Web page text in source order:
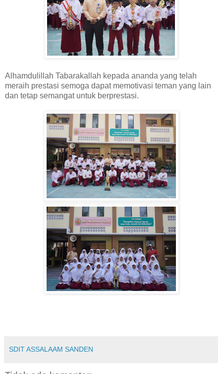
Alhamdulillah Tabarakallah kepada ananda yang telah
meraih prestasi semoga dapat memotivasi teman yang lain
dan tetap semangat untuk berprestasi.
SDIT ASSALAAM SANDEN